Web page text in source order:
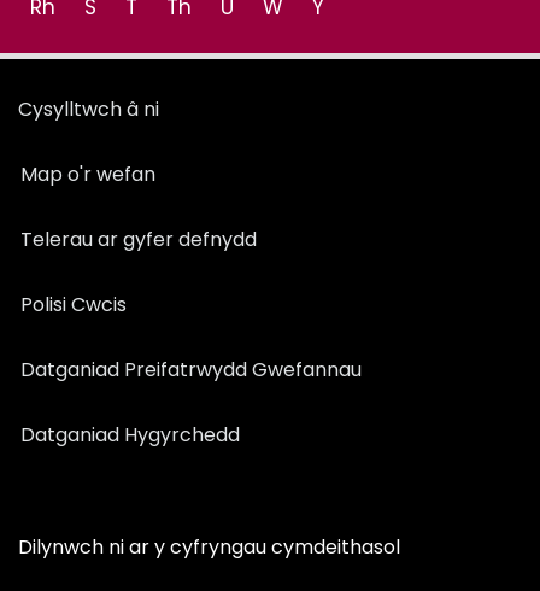
Rh
S T Th U W Y
Cysylltwch â ni
Map o'r wefan
Telerau ar gyfer defnydd
Polisi Cwcis
Datganiad Preifatrwydd Gwefannau
Datganiad Hygyrchedd
Dilynwch ni ar y cyfryngau cymdeithasol